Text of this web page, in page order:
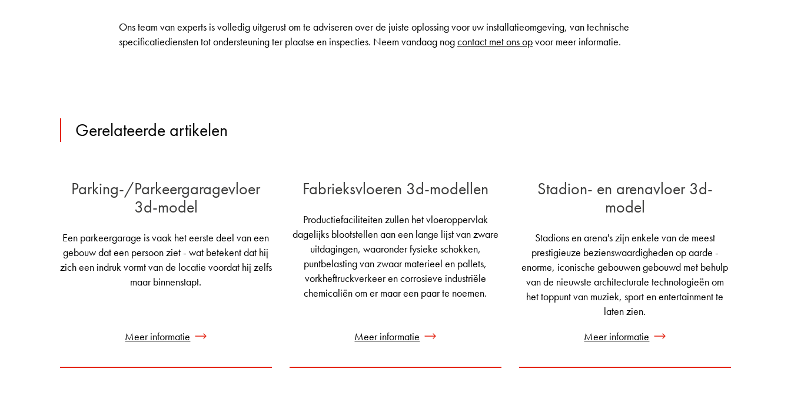
Ons team van experts is volledig uitgerust om te adviseren over de juiste oplossing voor uw installatieomgeving, van technische
specificatiediensten tot ondersteuning ter plaatse en inspecties. Neem vandaag nogcontact met ons opvoor meer informatie.
Gerelateerde artikelen
Parking-/Parkeergaragevloer
3d-model
Een parkeergarage is vaak het eerste deel van een
gebouw dat een persoon ziet - wat betekent dat hij
zich een indruk vormt van de locatie voordat hij zelfs
maar binnenstapt.
Meer informatie
Fabrieksvloeren 3d-modellen
Productiefaciliteiten zullen het vloeroppervlak
dagelijks blootstellen aan een lange lijst van zware
uitdagingen, waaronder fysieke schokken,
puntbelasting van zwaar materieel en pallets,
vorkheftruckverkeer en corrosieve industriële
chemicaliën om er maar een paar te noemen.
Meer informatie
Stadion- en arenavloer 3d-
model
Stadions en arena's zijn enkele van de meest
prestigieuze bezienswaardigheden op aarde -
enorme, iconische gebouwen gebouwd met behulp
van de nieuwste architecturale technologieën om
het toppunt van muziek, sport en entertainment te
laten zien.
Meer informatie